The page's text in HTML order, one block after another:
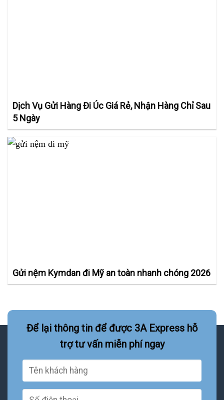
Dịch Vụ Gửi Hàng Đi Úc Giá Rẻ, Nhận Hàng Chỉ Sau
5 Ngày
Gửi nệm Kymdan đi Mỹ an toàn nhanh chóng 2026
Để lại thông tin để được 3A Express hỗ
trợ tư vấn miễn phí ngay